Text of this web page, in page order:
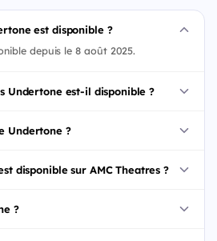
est disponible ?
depuis le 8 août 2025.
Undertone est-il disponible ?
Undertone ?
disponible sur AMC Theatres ?
?